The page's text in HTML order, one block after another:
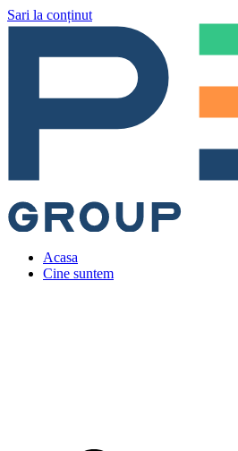
Sari la conținut
Acasa
Cine suntem